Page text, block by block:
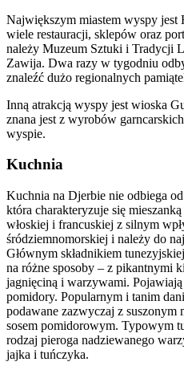
Największym miastem wyspy jest
wiele restauracji, sklepów oraz
należy Muzeum Sztuki i Tradycji
Zawija. Dwa razy w tygodniu
znaleźć dużo regionalnych
Inną atrakcją wyspy jest wioska
znana jest z wyrobów
wyspie.
Kuchnia
Kuchnia na Djerbie nie odbiega
która charakteryzuje się
włoskiej i francuskiej z silnym
śródziemnomorskiej i należy do
Głównym składnikiem
na różne sposoby – z pikantnymi
jagnięciną i warzywami.
pomidory. Popularnym i tanim
podawane zazwyczaj z suszonym
sosem pomidorowym. Typowym
rodzaj pieroga nadziewanego
jajka i tuńczyka.